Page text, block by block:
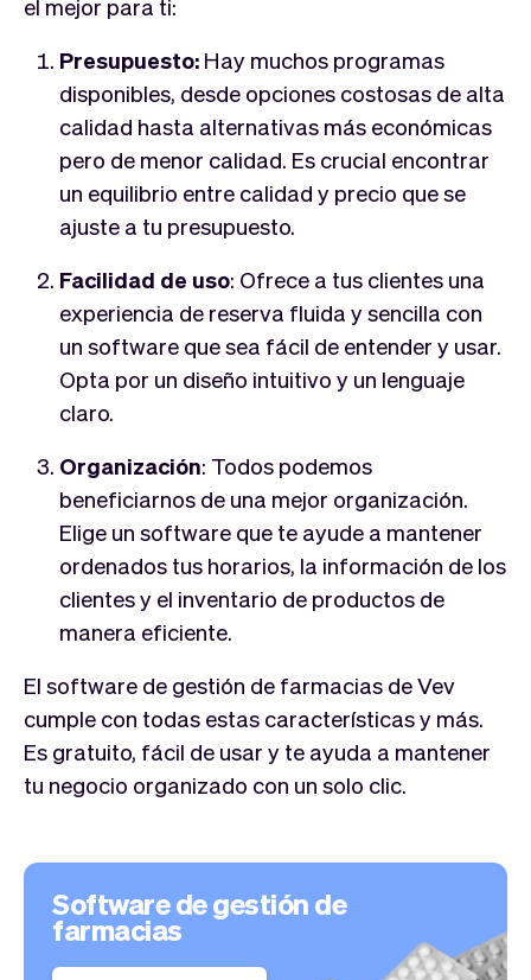
el mejor para ti:
Presupuesto: Hay muchos programas
disponibles, desde opciones costosas de alta
calidad hasta alternativas más económicas
pero de menor calidad. Es crucial encontrar
un equilibrio entre calidad y precio que se
ajuste a tu presupuesto.
Facilidad de uso: Ofrece a tus clientes una
experiencia de reserva fluida y sencilla con
un software que sea fácil de entender y usar.
Opta por un diseño intuitivo y un lenguaje
claro.
Organización: Todos podemos
beneficiarnos de una mejor organización.
Elige un software que te ayude a mantener
ordenados tus horarios, la información de los
clientes y el inventario de productos de
manera eficiente.
El software de gestión de farmacias de Vev
cumple con todas estas características y más.
Es gratuito, fácil de usar y te ayuda a mantener
tu negocio organizado con un solo clic.
Software de gestión de
farmacias